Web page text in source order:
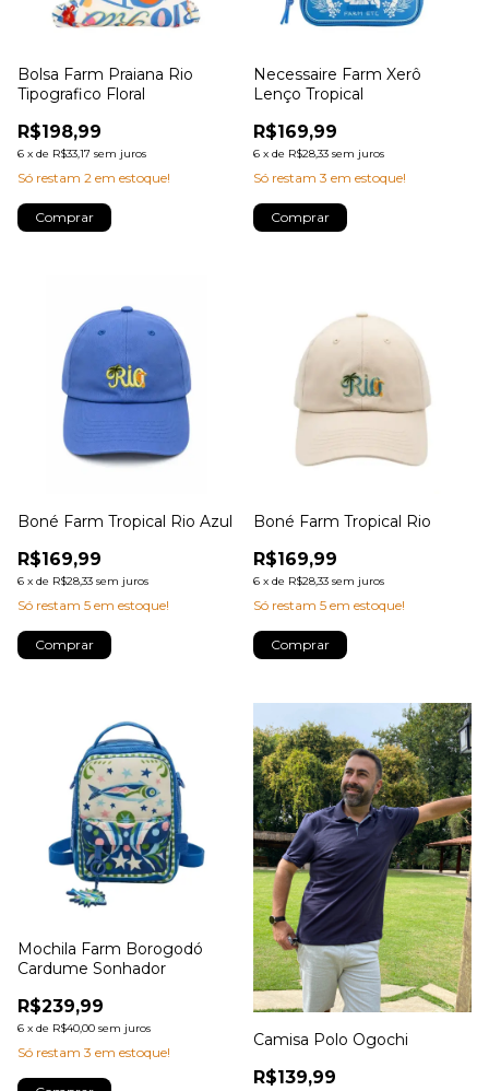
Bolsa Farm Praiana Rio
Tipografico Floral
R$198,99
6 x de R$33,17 sem juros
Só restam 2 em estoque!
Necessaire Farm Xerô
Lenço Tropical
R$169,99
6 x de R$28,33 sem juros
Só restam 3 em estoque!
Boné Farm Tropical Rio Azul
R$169,99
6 x de R$28,33 sem juros
Só restam 5 em estoque!
Boné Farm Tropical Rio
R$169,99
6 x de R$28,33 sem juros
Só restam 5 em estoque!
Mochila Farm Borogodó
Cardume Sonhador
R$239,99
6 x de R$40,00 sem juros
Só restam 3 em estoque!
Camisa Polo Ogochi
R$139,99